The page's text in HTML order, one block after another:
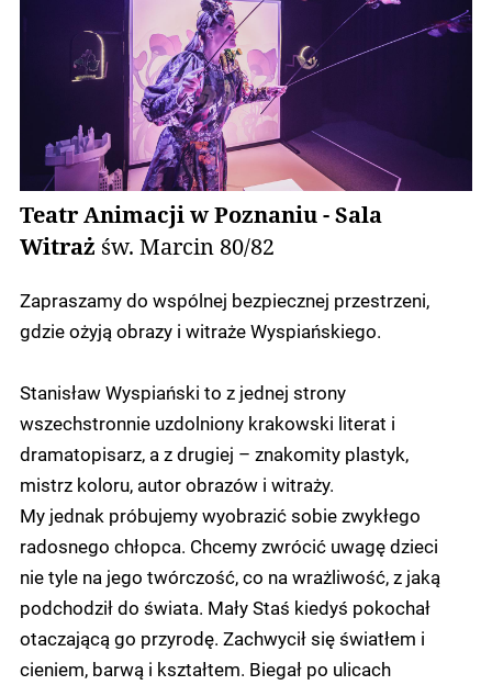
Teatr Animacji w Poznaniu - Sala
Witraż św. Marcin 80/82
Zapraszamy do wspólnej bezpiecznej przestrzeni,
gdzie ożyją obrazy i witraże Wyspiańskiego.
Stanisław Wyspiański to z jednej strony
wszechstronnie uzdolniony krakowski literat i
dramatopisarz, a z drugiej – znakomity plastyk,
mistrz koloru, autor obrazów i witraży.
My jednak próbujemy wyobrazić sobie zwykłego
radosnego chłopca. Chcemy zwrócić uwagę dzieci
nie tyle na jego twórczość, co na wrażliwość, z jaką
podchodził do świata. Mały Staś kiedyś pokochał
otaczającą go przyrodę. Zachwycił się światłem i
cieniem, barwą i kształtem. Biegał po ulicach